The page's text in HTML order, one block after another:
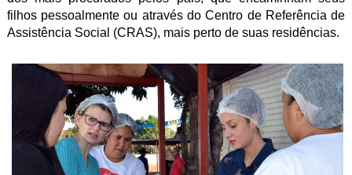
filhos pessoalmente ou através do Centro de Referência de
Assistência Social (CRAS), mais perto de suas residências.